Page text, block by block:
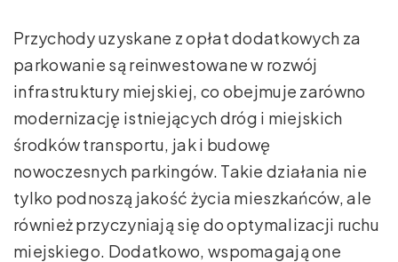
Przychody uzyskane z opłat dodatkowych za
parkowanie są reinwestowane w rozwój
infrastruktury miejskiej, co obejmuje zarówno
modernizację istniejących dróg i miejskich
środków transportu, jak i budowę
nowoczesnych parkingów. Takie działania nie
tylko podnoszą jakość życia mieszkańców, ale
również przyczyniają się do optymalizacji ruchu
miejskiego. Dodatkowo, wspomagają one